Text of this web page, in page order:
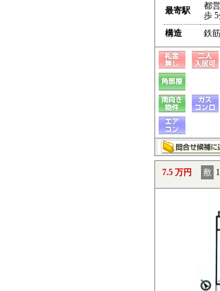
最寄駅
都
歩
構造
鉄
7.5 万円 敷